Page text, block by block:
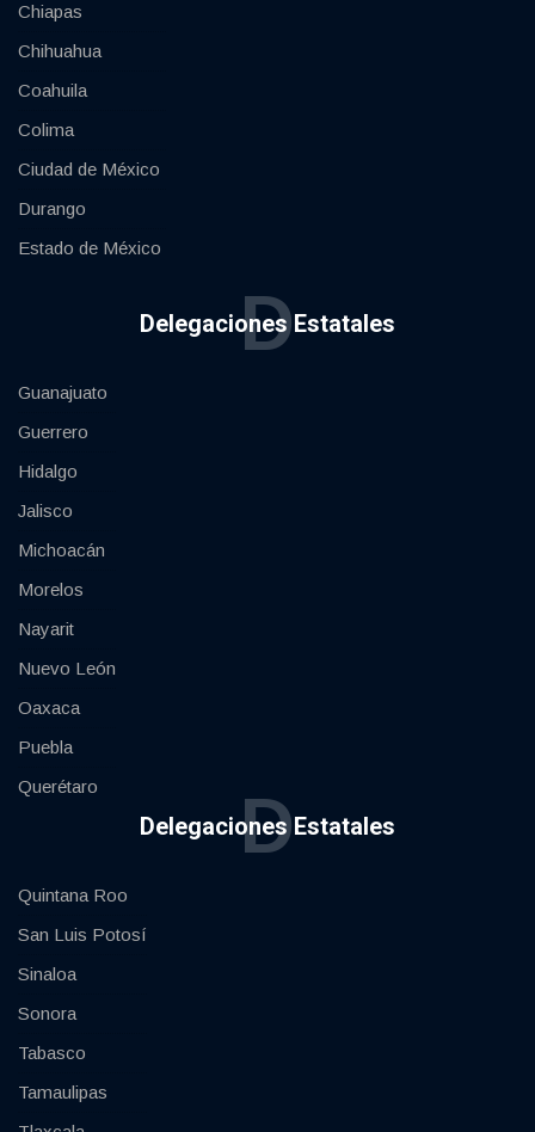
Chiapas
Chihuahua
Coahuila
Colima
Ciudad de México
Durango
Estado de México
Delegaciones Estatales
D
Guanajuato
Guerrero
Hidalgo
Jalisco
Michoacán
Morelos
Nayarit
Nuevo León
Oaxaca
Puebla
Querétaro
Delegaciones Estatales
D
Quintana Roo
San Luis Potosí
Sinaloa
Sonora
Tabasco
Tamaulipas